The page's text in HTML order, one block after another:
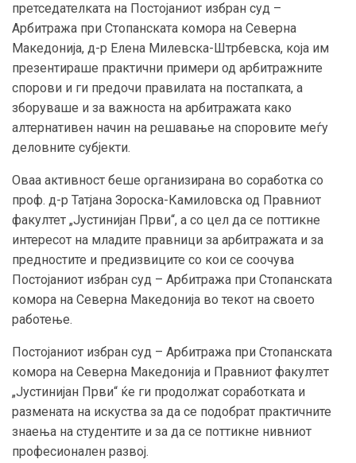
претседателката на Постојаниот избран суд –
Арбитража при Стопанската комора на Северна
Македонија, д-р Елена Милевска-Штрбевска, која им
презентираше практични примери од арбитражните
спорови и ги предочи правилата на постапката, а
зборуваше и за важноста на арбитражата како
алтернативен начин на решавање на споровите меѓу
деловните субјекти.
Оваа активност беше организирана во соработка со
проф. д-р Татјана Зороска-Камиловска од Правниот
факултет „Јустинијан Први“, а со цел да се поттикне
интересот на младите правници за арбитражата и за
предностите и предизвиците со кои се соочува
Постојаниот избран суд – Арбитража при Стопанската
комора на Северна Македонија во текот на своето
работење.
Постојаниот избран суд – Арбитража при Стопанската
комора на Северна Македонија и Правниот факултет
„Јустинијан Први“ ќе ги продолжат соработката и
размената на искуства за да се подобрат практичните
знаења на студентите и за да се поттикне нивниот
професионален развој.